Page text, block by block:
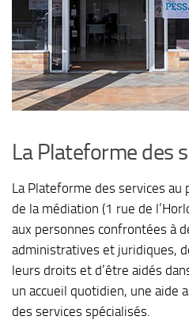
La Plateforme des
La Plateforme des services
de la médiation (1 rue de
aux personnes confrontées à
administratives et juridiques,
leurs droits et d’être aidés
un accueil quotidien, une aide
des services spécialisés.